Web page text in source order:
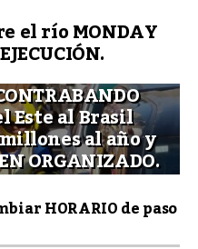
el río MONDAY
Este al Brasil
al año y
ORGANIZADO.
HORARIO de paso